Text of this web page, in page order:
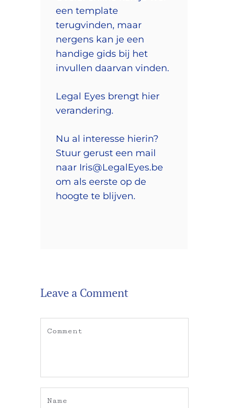
een template
terugvinden, maar
nergens kan je een
handige gids bij het
invullen daarvan vinden.
Legal Eyes brengt hier
verandering.
Nu al interesse hierin?
Stuur gerust een mail
naar Iris@LegalEyes.be
om als eerste op de
hoogte te blijven.
Leave a Comment